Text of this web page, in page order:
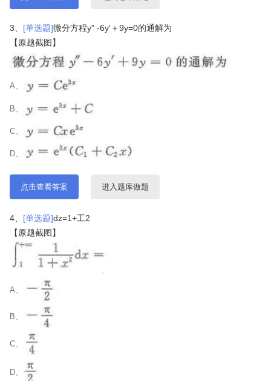
3、 [单选题]微分方程y" -6y'＋9y=0的通解为
【原题截图】
A、
B、
C、
D、
点击查看答案 进入题库做题
4、 [单选题]dz=1+工2
【原题截图】
A、
B、
C、
D、